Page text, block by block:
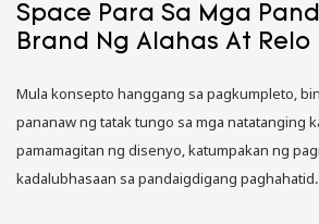
Space Para Sa Mga
Brand Ng Alahas At Relo
Mula konsepto hanggang sa pagkumpleto,
pananaw ng tatak tungo sa mga natatanging
pamamagitan ng disenyo, katumpakan ng
kadalubhasaan sa pandaigdigang paghahatid.